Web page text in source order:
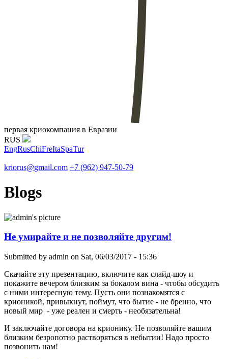
первая криокомпания в Евразии
RUS
EngRusChiFreItaSpaTur
kriorus@gmail.com +7 (962) 947-50-79
Blogs
Не умирайте и не позволяйте другим!
Submitted by admin on Sat, 06/03/2017 - 15:36
Скачайте эту презентацию, включите как слайд-шоу и
покажите вечером близким за бокалом вина - чтобы обсудить
с ними интересную тему. Пусть они познакомятся с
крионикой, привыкнут, поймут, что бытие - не бренно, что
новый мир - уже реален и смерть - необязательна!
И заключайте договора на крионику. Не позволяйте вашим
близким безропотно растворяться в небытии! Надо просто
позвонить нам!